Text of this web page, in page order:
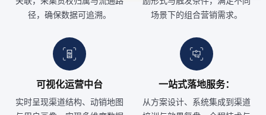
径，确保数据可追溯。
场景下的组合营销需求。
可视化运营中台
实时呈现渠道结构、动销地图
一站式落地服务：
从方案设计、系统集成到渠道